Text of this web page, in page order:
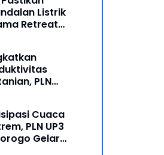
Dhuafa
Listrik
Retreat
PLN
ke Desa
Cuaca
PLN UP3
Gelar